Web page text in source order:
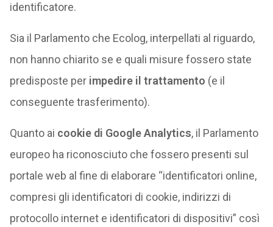
identificatore.
Sia il Parlamento che Ecolog, interpellati al riguardo,
non hanno chiarito se e quali misure fossero state
predisposte per impedire il trattamento (e il
conseguente trasferimento).
Quanto ai cookie di Google Analytics, il Parlamento
europeo ha riconosciuto che fossero presenti sul
portale web al fine di elaborare “identificatori online,
compresi gli identificatori di cookie, indirizzi di
protocollo internet e identificatori di dispositivi” così